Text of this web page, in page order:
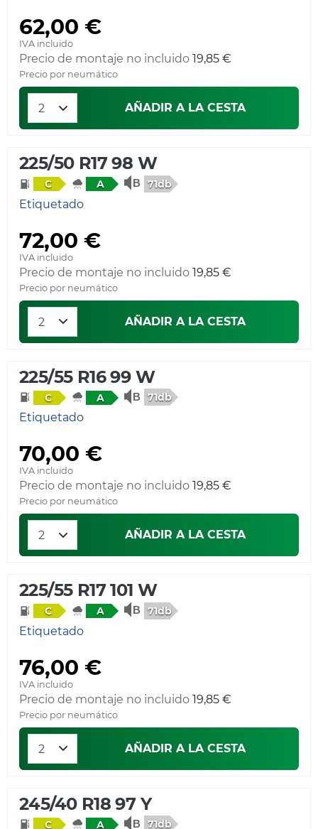
62,00 €
IVA incluido
Precio de montaje no incluido 19,85 €
Precio por neumático
AÑADIR A LA CESTA
225/50 R17 98 W
C A 71db
Etiquetado
72,00 €
IVA incluido
Precio de montaje no incluido 19,85 €
Precio por neumático
AÑADIR A LA CESTA
225/55 R16 99 W
C A 71db
Etiquetado
70,00 €
IVA incluido
Precio de montaje no incluido 19,85 €
Precio por neumático
AÑADIR A LA CESTA
225/55 R17 101 W
C A 71db
Etiquetado
76,00 €
IVA incluido
Precio de montaje no incluido 19,85 €
Precio por neumático
AÑADIR A LA CESTA
245/40 R18 97 Y
C A 71db